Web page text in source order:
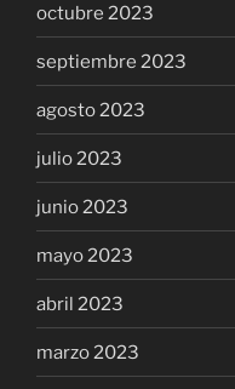
octubre 2023
septiembre 2023
agosto 2023
julio 2023
junio 2023
mayo 2023
abril 2023
marzo 2023